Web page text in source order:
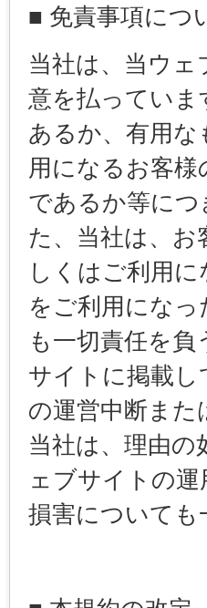
■ 免責事項につ
当社は、当ウ
意を払ってい
あるか、有用
用になるお客
であるか等に
た、当社は、
しくはご利用
をご利用にな
も一切責任を
サイトに掲載
の運営中断ま
当社は、理由の
ェブサイトの
損害について